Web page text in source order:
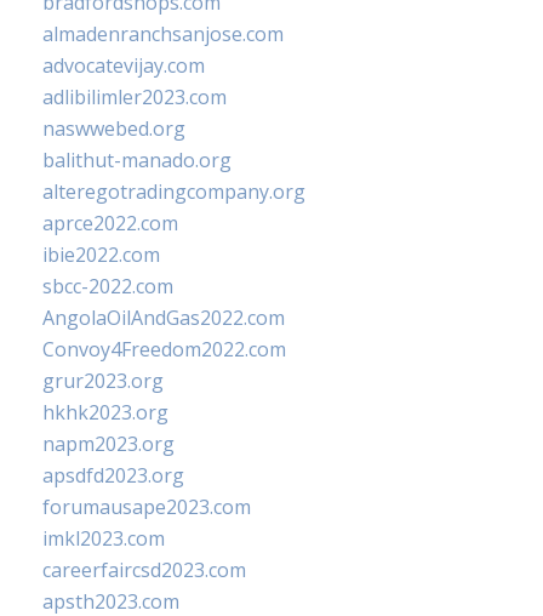
almadenranchsanjose.com
advocatevijay.com
adlibilimler2023.com
naswwebed.org
balithut-manado.org
alteregotradingcompany.org
aprce2022.com
ibie2022.com
sbcc-2022.com
AngolaOilAndGas2022.com
Convoy4Freedom2022.com
grur2023.org
hkhk2023.org
napm2023.org
apsdfd2023.org
forumausape2023.com
imkl2023.com
careerfaircsd2023.com
apsth2023.com